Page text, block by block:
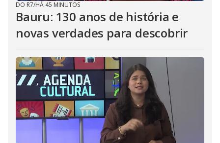
DO R7/HÁ 45 MINUTOS
Bauru: 130 anos de história e
novas verdades para descobrir